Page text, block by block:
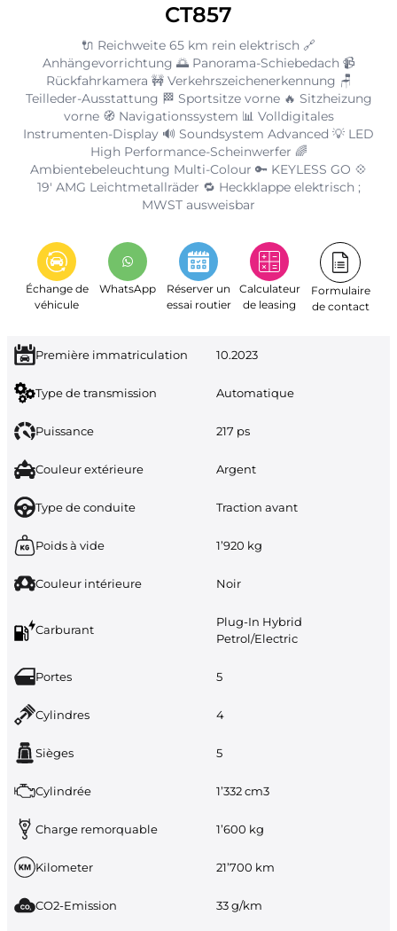
CT857
🔌 Reichweite 65 km rein elektrisch 🔗
Anhängevorrichtung 🌅 Panorama-Schiebedach 📹
Rückfahrkamera 🚧 Verkehrszeichenerkennung 🪑
Teilleder-Ausstattung 🏁 Sportsitze vorne 🔥 Sitzheizung
vorne 🧭 Navigationssystem 📊 Volldigitales
Instrumenten-Display 🔊 Soundsystem Advanced 💡 LED
High Performance-Scheinwerfer 🌈
Ambientebeleuchtung Multi-Colour 🔑 KEYLESS GO 💠
19' AMG Leichtmetallräder 🔁 Heckklappe elektrisch ;
MWST ausweisbar
Échange de
véhicule
WhatsApp
Réserver un
essai routier
Calculateur
de leasing
Formulaire
de contact
Première immatriculation 10.2023
Type de transmission Automatique
Puissance 217 ps
Couleur extérieure Argent
Type de conduite Traction avant
Poids à vide 1’920 kg
Couleur intérieure Noir
Carburant
Plug-In Hybrid
Petrol/Electric
Portes 5
Cylindres 4
Sièges 5
Cylindrée 1’332 cm3
Charge remorquable 1’600 kg
Kilometer 21’700 km
CO2-Emission 33 g/km